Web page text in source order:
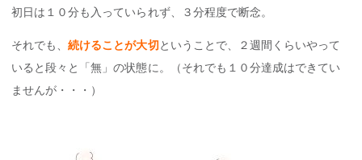
初日は１０分も入っていられず、３分程度で断念。
それでも、続けることが大切ということで、２週間くらいやって
いると段々と「無」の状態に。（それでも１０分達成はできてい
ませんが・・・）